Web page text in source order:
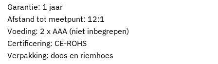
Garantie: 1 jaar
Afstand tot meetpunt: 12:1
Voeding: 2 x AAA (niet inbegrepen)
Certificering: CE-ROHS
Verpakking: doos en riemhoes